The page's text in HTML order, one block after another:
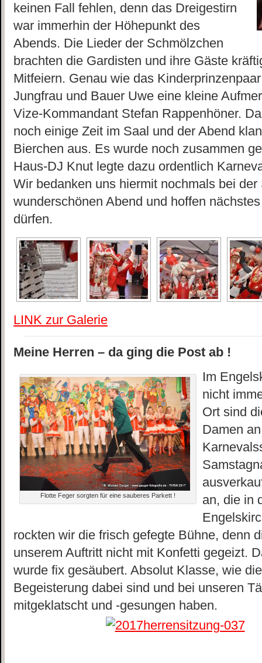
keinen Fall fehlen, denn das Dreigestirn
war immerhin der Höhepunkt des
Abends. Die Lieder der Schmölzchen
brachten die Gardisten und ihre Gäste
Mitfeiern. Genau wie das
Jungfrau und Bauer Uwe eine kleine
Vize-Kommandant Stefan Rappenhöner.
noch einige Zeit im Saal und der Abend
Bierchen aus. Es wurde noch zusammen
Haus-DJ Knut legte dazu ordentlich
Wir bedanken uns hiermit nochmals bei
wunderschönen Abend und hoffen
dürfen.
LINK zur Galerie
Meine Herren – da ging die Post ab !
Flotte Feger sorgten für eine sauberes Parkett !
Im
nicht
Ort sind
Damen
an, die in
rockten wir die frisch gefegte Bühne, denn
unserem Auftritt nicht mit Konfetti gegeizt.
wurde fix gesäubert. Absolut Klasse, wie
Begeisterung dabei sind und bei unseren
mitgeklatscht und -gesungen haben.